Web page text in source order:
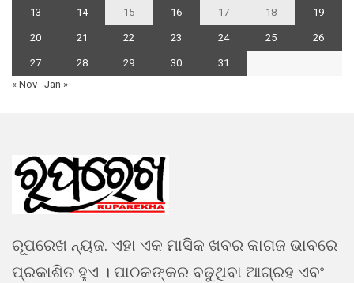
13 14 15 16 17 18 19
20 21 22 23 24 25 26
27 28 29 30
31
« Nov Jan »
ରୂପରେଖ ନ୍ୟଜ. ଏହା ଏକ ମାସିକ ଖବର କାଗଜ ଭାବରେ
ପ୍ରକାଶିତ ହୁଏ । ପାଠକଙ୍କର ବଢୁଥିବା ଆଗ୍ରହ ଏବଂ